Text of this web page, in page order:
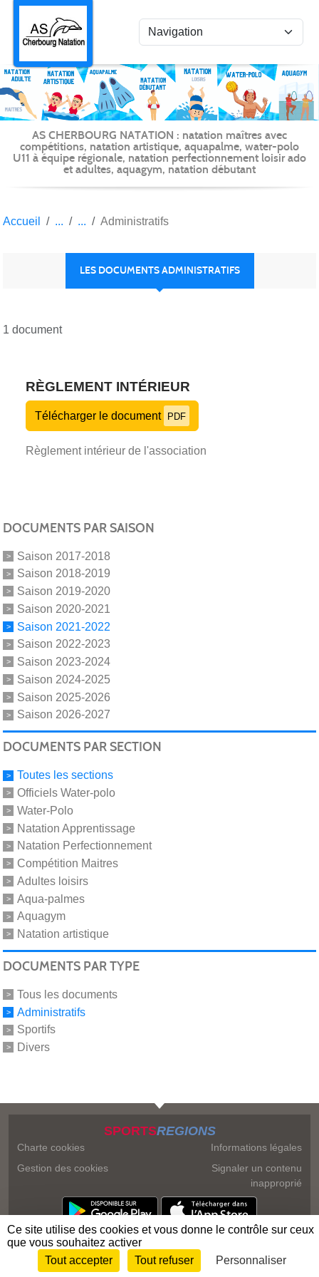
AS CHERBOURG NATATION : natation maîtres avec
compétitions, natation artistique, aquapalme, water-polo
U11 à équipe régionale, natation perfectionnement loisir ado
et adultes, aquagym, natation débutant
Accueil Administratifs
LES DOCUMENTS ADMINISTRATIFS
1 document
RÈGLEMENT INTÉRIEUR
Télécharger le document PDF
Règlement intérieur de l'association
DOCUMENTS PAR SAISON
Saison 2017-2018
Saison 2018-2019
Saison 2019-2020
Saison 2020-2021
Saison 2021-2022
Saison 2022-2023
Saison 2023-2024
Saison 2024-2025
Saison 2025-2026
Saison 2026-2027
DOCUMENTS PAR SECTION
Toutes les sections
Officiels Water-polo
Water-Polo
Natation Apprentissage
Natation Perfectionnement
Compétition Maitres
Adultes loisirs
Aqua-palmes
Aquagym
Natation artistique
DOCUMENTS PAR TYPE
Tous les documents
Administratifs
Sportifs
Divers
SPORTSREGIONS
Charte cookies
Gestion des cookies
Informations légales
Signaler un contenu
inapproprié
Envie de participer ? Connexion
Panneau de gestion des cookies
Ce site utilise des cookies et vous donne le contrôle sur ceux
que vous souhaitez activer
Tout accepter
Tout refuser Personnaliser